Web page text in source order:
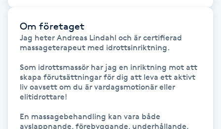
Funktionsanalys
Färgning
Föning
Om företaget
Jag heter Andreas Lindahl och är certifierad
massageterapeut med idrottsinriktning.
Som idrottsmassör har jag en inriktning mot att
skapa förutsättningar för dig att leva ett aktivt
liv oavsett om du är vardagsmotionär eller
elitidrottare!
En massagebehandling kan vara både
avslappnande, förebyggande, underhållande,